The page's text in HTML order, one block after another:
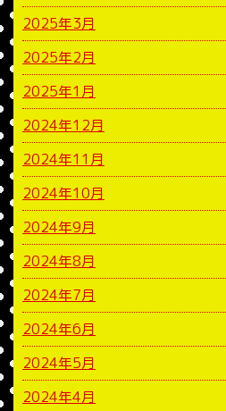
2025年3月
2025年2月
2025年1月
2024年12月
2024年11月
2024年10月
2024年9月
2024年8月
2024年7月
2024年6月
2024年5月
2024年4月